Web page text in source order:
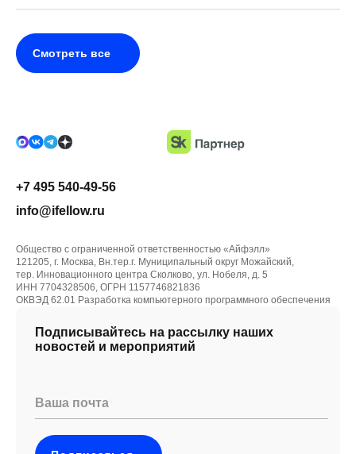
Смотреть все
Подписывайтесь на рассылку наших
новостей и мероприятий
Ваша почта
+7 495 540-49-56
info@ifellow.ru
Общество с ограниченной ответственностью «Айфэлл»
121205, г. Москва, Вн.тер.г. Муниципальный округ Можайский,
тер. Инновационного центра Сколково, ул. Нобеля, д. 5
ИНН 7704328506, ОГРН 1157746821836
ОКВЭД 62.01 Разработка компьютерного программного обеспечения